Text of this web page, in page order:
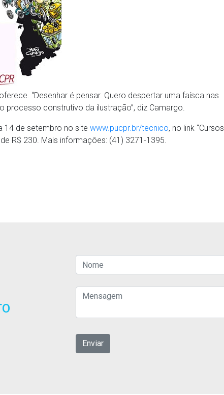
“Desenhar é pensar. Quero despertar uma faísca nas
processo construtivo da ilustração”, diz Camargo.
14 de setembro no site www.pucpr.br/tecnico, no link “Cursos
R$ 230. Mais informações: (41) 3271-1395.